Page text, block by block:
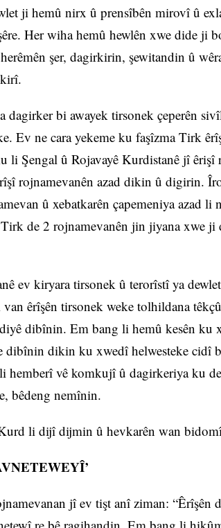
ji hemû nirx û prensîbên mirovî û
Her wiha hemû hewlên xwe dide ji
şer, dagirkirin, şewitandin û
dagirker bi awayek tirsonek çeperên
Ev ne cara yekeme ku faşîzma Tirk
li Şengal û Rojavayê Kurdistanê jî êrişî
rojnamevanên azad dikin û digirin.
û xebatkarên çapemeniya azad li
de 2 rojnamevanên jin jiyana xwe ji
ev kiryara tirsonek û terorîstî ya
êrîşên tirsonek weke tolhildana
dibînin. Em bang li hemû kesên ku
dibînin dikin ku xwedî helwesteke cidî
vê komkujî û dagirkeriya ku
bêdeng nemînin.
li dijî dijmin û hevkarên wan
jî ev tişt anî ziman: “Êrîşên